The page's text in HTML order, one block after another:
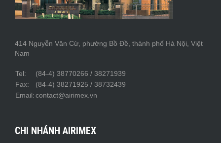
414 Nguyễn Văn Cừ, phường Bồ Đề, thành phố Hà Nội, Việt
Nam
Tel:
(84-4) 38770266 / 38271939
Fax:
(84-4) 38271925 / 38732439
Email:contact@airimex.vn
CHI NHÁNH AIRIMEX